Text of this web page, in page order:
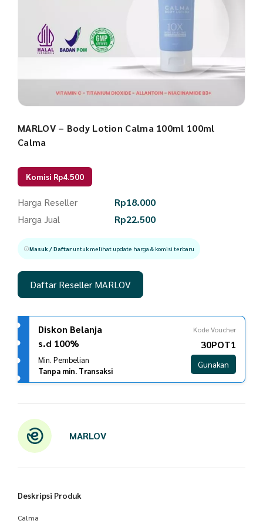
MARLOV – Body Lotion Calma 100ml 100ml
Calma
Komisi Rp4.500
Harga Reseller Rp18.000
Harga Jual
Rp22.500
Masuk / Daftaruntuk melihat update harga & komisi terbaru
Daftar Reseller MARLOV
Diskon Belanja
s.d 100%
Min. Pembelian
Tanpa min. Transaksi
Kode Voucher
30POT1
Gunakan
MARLOV
Deskripsi Produk
Calma